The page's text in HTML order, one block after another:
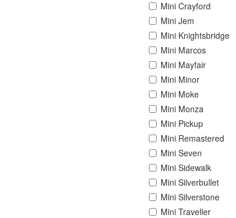
Mini Crayford
Mini Jem
Mini Knightsbridge
Mini Marcos
Mini Mayfair
Mini Minor
Mini Moke
Mini Monza
Mini Pickup
Mini Remastered
Mini Seven
Mini Sidewalk
Mini Silverbullet
Mini Silverstone
Mini Traveller